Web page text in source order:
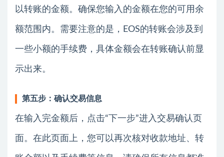
以转账的金额。确保您输入的金额在您的可用余
额范围内。需要注意的是，EOS的转账会涉及到
一些小额的手续费，具体金额会在转账确认前显
示出来。
第五步：确认交易信息
在输入完金额后，点击“下一步”进入交易确认页
面。在此页面上，您可以再次核对收款地址、转